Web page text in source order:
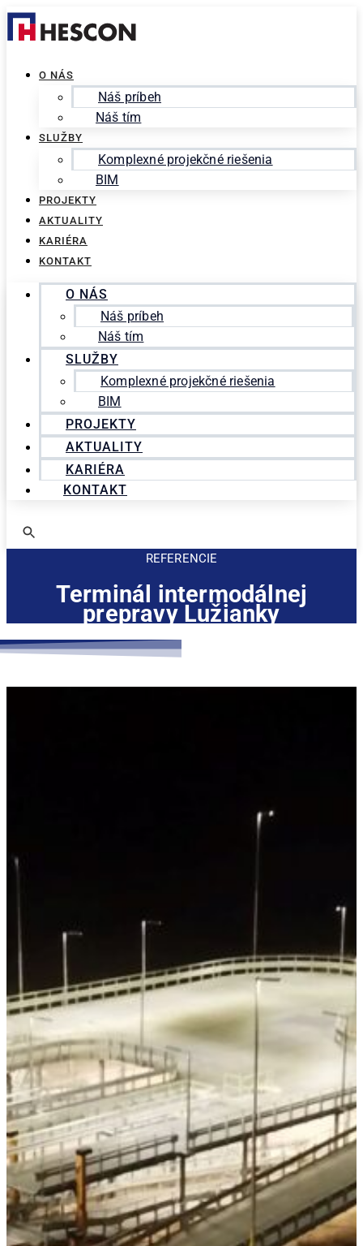
Preskočiť
na
O NÁS
Náš príbeh
Náš tím
SLUŽBY
Komplexné projekčné riešenia
BIM
PROJEKTY
AKTUALITY
KARIÉRA
KONTAKT
O NÁS
Náš príbeh
Náš tím
SLUŽBY
Komplexné projekčné riešenia
BIM
PROJEKTY
AKTUALITY
KARIÉRA
KONTAKT
for:
REFERENCIE
Terminál intermodálnej
prepravy Lužianky